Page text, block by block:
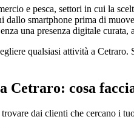
e pesca, settori in cui la
smartphone prima di
una presenza digitale
qualsiasi attività a
Cetraro: cosa
dai clienti che cercano i